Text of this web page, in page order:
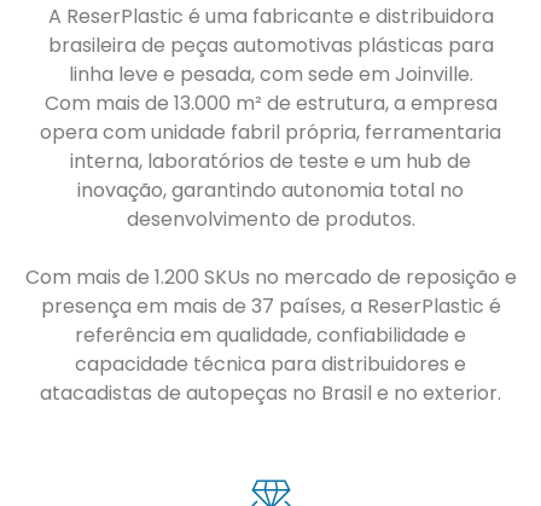
A ReserPlastic é uma fabricante e distribuidora
brasileira de peças automotivas plásticas para
linha leve e pesada, com sede em Joinville.
Com mais de 13.000 m² de estrutura, a empresa
opera com unidade fabril própria, ferramentaria
interna, laboratórios de teste e um hub de
inovação, garantindo autonomia total no
desenvolvimento de produtos.
Com mais de 1.200 SKUs no mercado de reposição e
presença em mais de 37 países, a ReserPlastic é
referência em qualidade, confiabilidade e
capacidade técnica para distribuidores e
atacadistas de autopeças no Brasil e no exterior.